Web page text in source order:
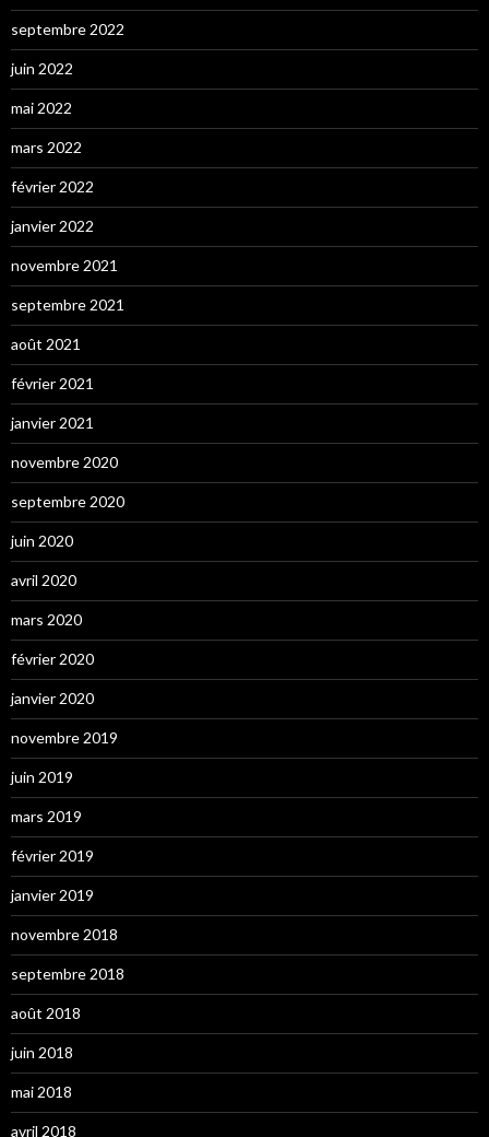
septembre 2022
juin 2022
mai 2022
mars 2022
février 2022
janvier 2022
novembre 2021
septembre 2021
août 2021
février 2021
janvier 2021
novembre 2020
septembre 2020
juin 2020
avril 2020
mars 2020
février 2020
janvier 2020
novembre 2019
juin 2019
mars 2019
février 2019
janvier 2019
novembre 2018
septembre 2018
août 2018
juin 2018
mai 2018
avril 2018